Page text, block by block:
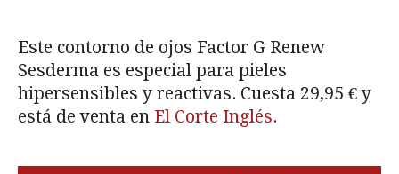
Este contorno de ojos Factor G Renew
Sesderma es especial para pieles
hipersensibles y reactivas. Cuesta 29,95 € y
está de venta en El Corte Inglés.